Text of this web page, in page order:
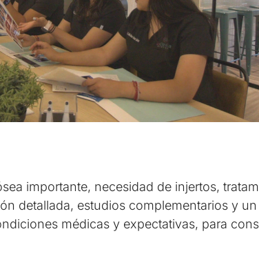
importante, necesidad de injertos,
detallada, estudios complementarios y
médicas y expectativas, para